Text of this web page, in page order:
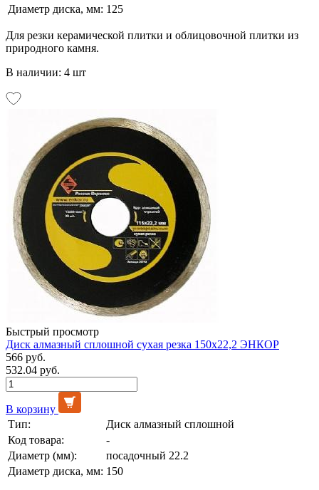
Диаметр диска, мм: 125
Для резки керамической плитки и облицовочной плитки из
природного камня.
В наличии: 4 шт
Быстрый просмотр
Диск алмазный сплошной сухая резка 150х22,2 ЭНКОР
566 руб.
532.04 руб.
В корзину
Тип:
Диск алмазный сплошной
Код товара:
-
Диаметр (мм):
посадочный 22.2
Диаметр диска, мм: 150